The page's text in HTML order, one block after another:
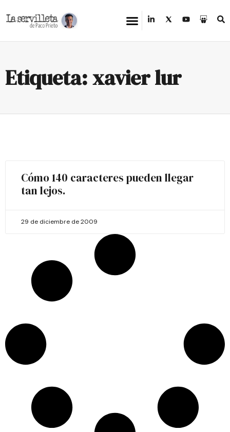
Etiqueta: xavier lur
Cómo 140 caracteres pueden llegar
tan lejos.
29 de diciembre de 2009